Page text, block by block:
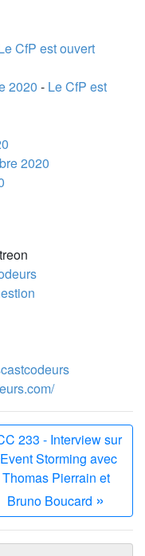
CfP est ouvert
2020 - Le CfP est
2020
233 - Interview sur
Storming avec
Thomas Pierrain et
Bruno Boucard »